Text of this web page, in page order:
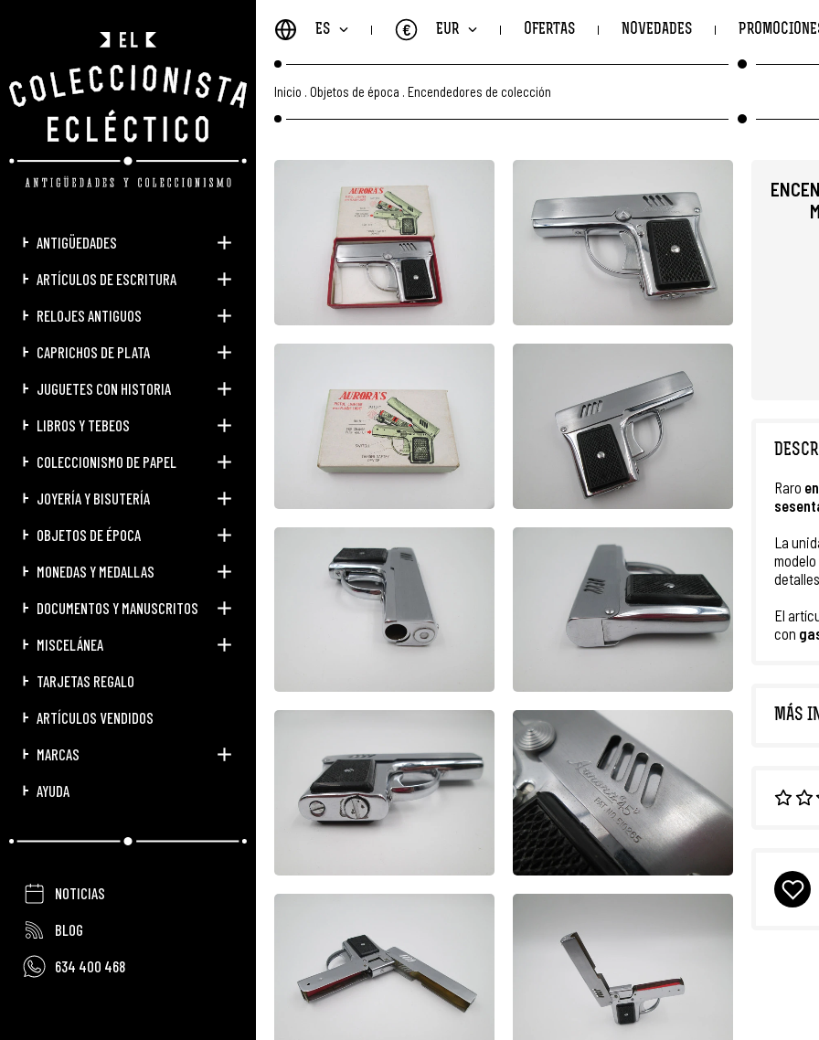
ANTIGÜEDADES
ARTÍCULOS DE ESCRITURA
RELOJES ANTIGUOS
CAPRICHOS DE PLATA
JUGUETES CON HISTORIA
LIBROS Y TEBEOS
COLECCIONISMO DE PAPEL
JOYERÍA Y BISUTERÍA
OBJETOS DE ÉPOCA
MONEDAS Y MEDALLAS
DOCUMENTOS Y MANUSCRITOS
MISCELÁNEA
TARJETAS REGALO
ARTÍCULOS VENDIDOS
MARCAS
AYUDA
NOTICIAS
BLOG
634 400 468
ES EUR
€ OFERTAS NOVEDADES
Inicio Objetos de época Encendedores de colección
Raro e
La
modelo
El
con
MÁS